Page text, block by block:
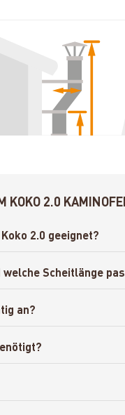
KOKO 2.0
2.0 geeignet?
Scheitlänge
an?